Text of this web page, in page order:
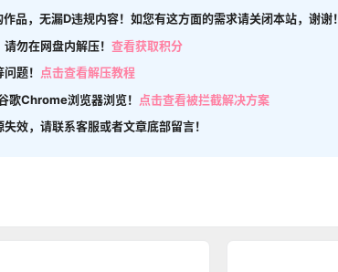
品，无漏D违规内容！如您有这方面的需求请关闭本站，谢谢！
勿在网盘内解压！ 查看获取积分
题！
点击查看解压教程
歌Chrome浏览器浏览！
点击查看被拦截解决方案
效，请联系客服或者文章底部留言！